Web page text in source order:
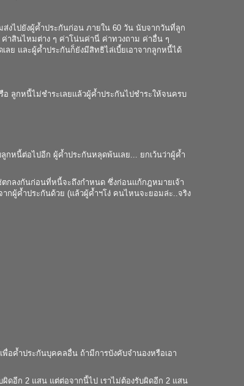
งไปยังผู้ค้ำประกันก่อน ภายใน 60 วัน นับจากวันที่ลูก
ค่าสินไหมต่าง ๆ ค่าโน่นค่านี่ ค่าทวงถาม ค่าอื่น ๆ
ย และผู้ค้ำประกันก็ยังมีสิทธิไล่เบี้ยเอาจากลูกหนี้ได้
ลูกหนี้ไม่ชำระเลยแล้วผู้ค้ำประกันไปชำระให้จนครบ
กหนี้ต่อไปอีก ผู้ค้ำประกันหลุดพ้นเลย... ยกเว้นว่าผู้ค้ำ
ตกลงกันก่อนที่หนี้จะถึงกำหนด ซึ่งก่อนแก้กฎหมายเจ้า
ผู้ค้ำประกันด้วย (แล้วผู้ค้ำฯโง่ คนไหนจะยอมล่ะ..จริง
อค้ำประกันบุคคลอื่น ถ้ามีการบังคับจำนองหรือเอา
ผิดอีก 2 แสน แต่ต่อจากนี้ไป เราไม่ต้องรับผิดอีก 2 แสน